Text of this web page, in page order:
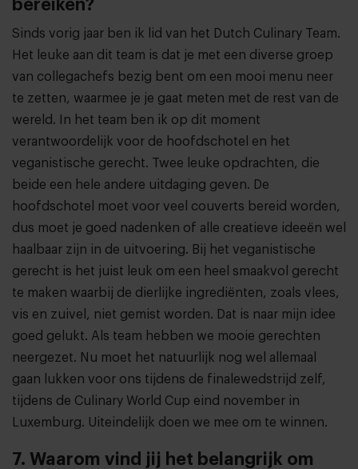
bereiken?
Sinds vorig jaar ben ik lid van het Dutch Culinary Team.
Het leuke aan dit team is dat je met een diverse groep
van collegachefs bezig bent om een mooi menu neer
te zetten, waarmee je je gaat meten met de rest van de
wereld. In het team ben ik op dit moment
verantwoordelijk voor de hoofdschotel en het
veganistische gerecht. Twee leuke opdrachten, die
beide een hele andere uitdaging geven. De
hoofdschotel moet voor veel couverts bereid worden,
dus moet je goed nadenken of alle creatieve ideeën wel
haalbaar zijn in de uitvoering. Bij het veganistische
gerecht is het juist leuk om een heel smaakvol gerecht
te maken waarbij de dierlijke ingrediënten, zoals vlees,
vis en zuivel, niet gemist worden. Dat is naar mijn idee
goed gelukt. Als team hebben we mooie gerechten
neergezet. Nu moet het natuurlijk nog wel allemaal
gaan lukken voor ons tijdens de finalewedstrijd zelf,
tijdens de Culinary World Cup eind november in
Luxemburg. Uiteindelijk doen we mee om te winnen.
7. Waarom vind jij het belangrijk om